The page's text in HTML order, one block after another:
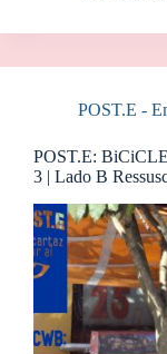
POST.E -
POST.E:
3 | Lado B